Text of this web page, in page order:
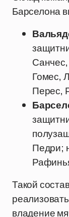
Барселона
Гомес,
Перес,
Педри;
Такой
владение